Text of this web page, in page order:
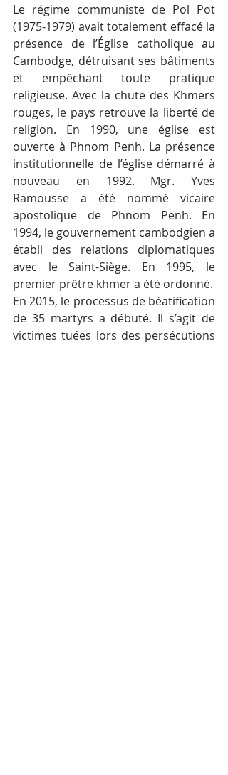
Le régime communiste de Pol Pot
(1975-1979) avait totalement effacé la
présence de l’Église catholique au
Cambodge, détruisant ses bâtiments
et empêchant toute pratique
religieuse. Avec la chute des Khmers
rouges, le pays retrouve la liberté de
religion. En 1990, une église est
ouverte à Phnom Penh. La présence
institutionnelle de l’église démarré à
nouveau en 1992. Mgr. Yves
Ramousse a été nommé vicaire
apostolique de Phnom Penh. En
1994, le gouvernement cambodgien a
établi des relations diplomatiques
avec le Saint-Siège. En 1995, le
premier prêtre khmer a été ordonné.
En 2015, le processus de béatification
de 35 martyrs a débuté. Il s’agit de
victimes tuées lors des persécutions